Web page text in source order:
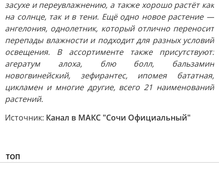
засухе и переувлажнению, а также хорошо растёт как
на солнце, так и в тени. Ещё одно новое растение —
ангелония, однолетник, который отлично переносит
перепады влажности и подходит для разных условий
освещения. В ассортименте также присутствуют:
агератум алоха, блю болл, бальзамин
новогвинейский, зефирантес, ипомея бататная,
цикламен и многие другие, всего 21 наименований
растений.
Источник: Канал в МАКС "Сочи Официальный"
ТОП